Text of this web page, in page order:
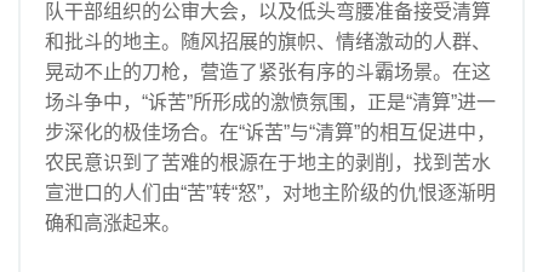
队干部组织的公审大会，以及低头弯腰准备接受清算
和批斗的地主。随风招展的旗帜、情绪激动的人群、
晃动不止的刀枪，营造了紧张有序的斗霸场景。在这
场斗争中，“诉苦”所形成的激愤氛围，正是“清算”进一
步深化的极佳场合。在“诉苦”与“清算”的相互促进中，
农民意识到了苦难的根源在于地主的剥削，找到苦水
宣泄口的人们由“苦”转“怒”，对地主阶级的仇恨逐渐明
确和高涨起来。